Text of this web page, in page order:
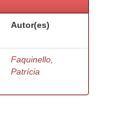
Autor(es)
Faquinello,
Patrícia